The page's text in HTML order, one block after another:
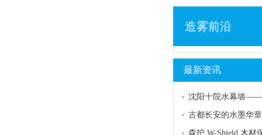
造雾前沿
最新资讯
古都长安的水墨华章